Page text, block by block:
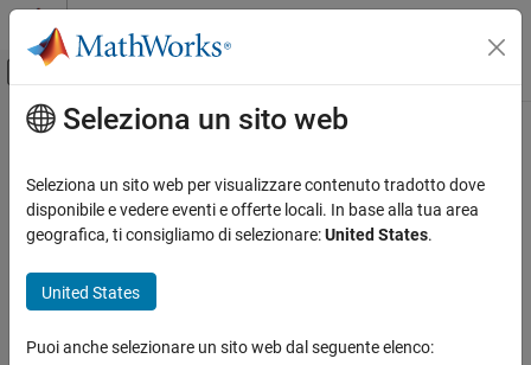
Vai al contenuto
Attiva/disattiva menu di navigazione
Pagina iniziale della documentazione
Contenuto principale
How useful was this information?
Seleziona un sito web
Seleziona un sito web per visualizzare contenuto tradotto dove
disponibile e vedere eventi e offerte locali. In base alla tua area
geografica, ti consigliamo di selezionare:United States.
United States
Puoi anche selezionare un sito web dal seguente elenco: